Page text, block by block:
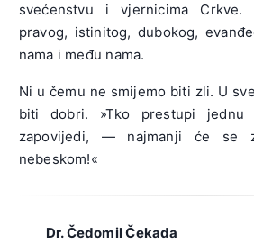
svećenstvu i vjernicima
pravog, istinitog, dubokog,
nama i među nama.
Ni u čemu ne smijemo biti zli. U
biti dobri. »Tko prestupi jednu
zapovijedi, — najmanji će se
nebeskom!«
Dr. Čedomil Čekada